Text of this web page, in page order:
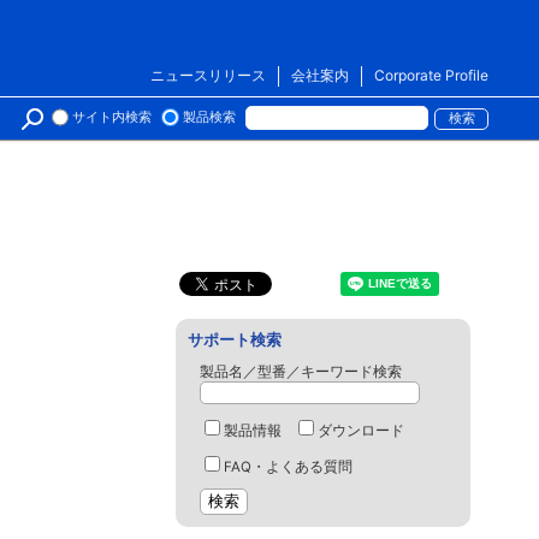
Corporate Profile
会社案内
ニュースリリース
サイト内検索 製品検索
サポート検索
製品名／型番／キーワード検索
製品情報 ダウンロード
FAQ・よくある質問